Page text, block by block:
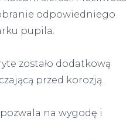
odpowiedniego
pupila.
zostało dodatkową
przed korozją.
na wygodę i